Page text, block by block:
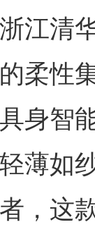
清华
柔性
身智
薄如
，这